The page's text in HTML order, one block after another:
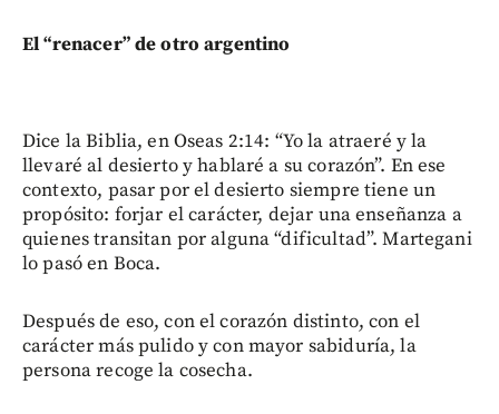
El “renacer” de otro argentino
Dice la Biblia, en Oseas 2:14: “Yo la atraeré y la
llevaré al desierto y hablaré a su corazón”. En ese
contexto, pasar por el desierto siempre tiene un
propósito: forjar el carácter, dejar una enseñanza a
quienes transitan por alguna “dificultad”. Martegani
lo pasó en Boca.
Después de eso, con el corazón distinto, con el
carácter más pulido y con mayor sabiduría, la
persona recoge la cosecha.